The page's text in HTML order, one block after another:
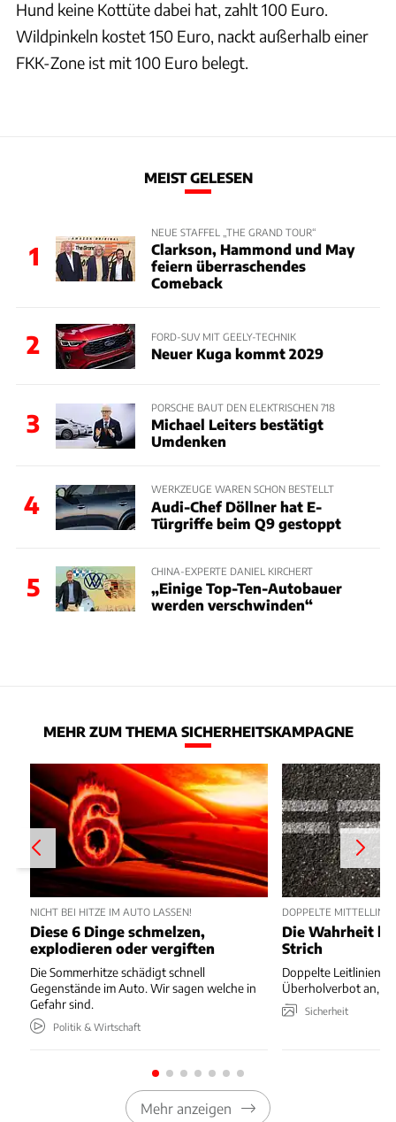
Hund keine Kottüte dabei hat, zahlt 100 Euro.
Wildpinkeln kostet 150 Euro, nackt außerhalb einer
FKK-Zone ist mit 100 Euro belegt.
MEIST GELESEN
1
NEUE STAFFEL „THE GRAND TOUR“
Clarkson, Hammond und May
feiern überraschendes
Comeback
2 FORD-SUV MIT GEELY-TECHNIK
Neuer Kuga kommt 2029
3
PORSCHE BAUT DEN ELEKTRISCHEN 718
Michael Leiters bestätigt
Umdenken
4
WERKZEUGE WAREN SCHON BESTELLT
Audi-Chef Döllner hat E-
Türgriffe beim Q9 gestoppt
5
CHINA-EXPERTE DANIEL KIRCHERT
„Einige Top-Ten-Autobauer
werden verschwinden“
MEHR ZUM THEMA SICHERHEITSKAMPAGNE
NICHT BEI HITZE IM AUTO LASSEN!
Diese 6 Dinge schmelzen,
explodieren oder vergiften
Die Sommerhitze schädigt schnell
Gegenstände im Auto. Wir sagen welche in
Gefahr sind.
Politik & Wirtschaft
DOPPELTE MITTELLINIE
Die Wahrheit
Strich
Doppelte Leitlinien
Überholverbot an,
Sicherheit
Mehr anzeigen